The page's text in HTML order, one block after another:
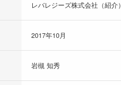
レバレジーズ株式会社（紹介）
2017年10月
岩槻 知秀